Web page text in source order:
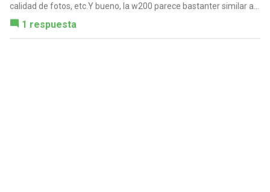
calidad de fotos, etc.Y bueno, la w200 parece bastanter similar a...
1 respuesta